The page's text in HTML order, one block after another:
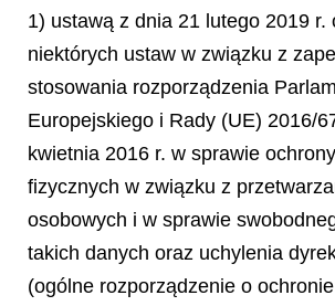
1) ustawą z dnia 21 lutego 2019 r.
niektórych ustaw w związku z
stosowania rozporządzenia
Europejskiego i Rady (UE) 2016/
kwietnia 2016 r. w sprawie
fizycznych w związku z
osobowych i w sprawie
takich danych oraz uchylenia
(ogólne rozporządzenie o